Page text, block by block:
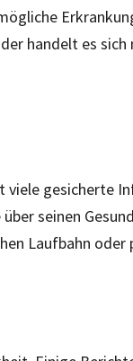
handelt es
viele gesicherte
seinen
Laufbahn